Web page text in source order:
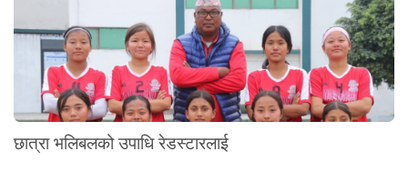
छात्रा भलिबलको उपाधि रेडस्टारलाई